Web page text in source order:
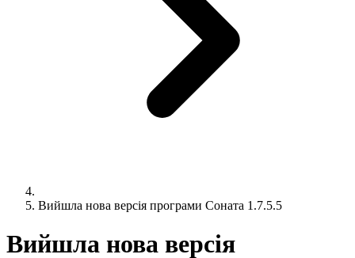
Вийшла нова версія програми Соната 1.7.5.5
Вийшла нова версія